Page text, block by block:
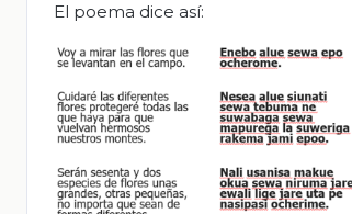
El poema dice así: